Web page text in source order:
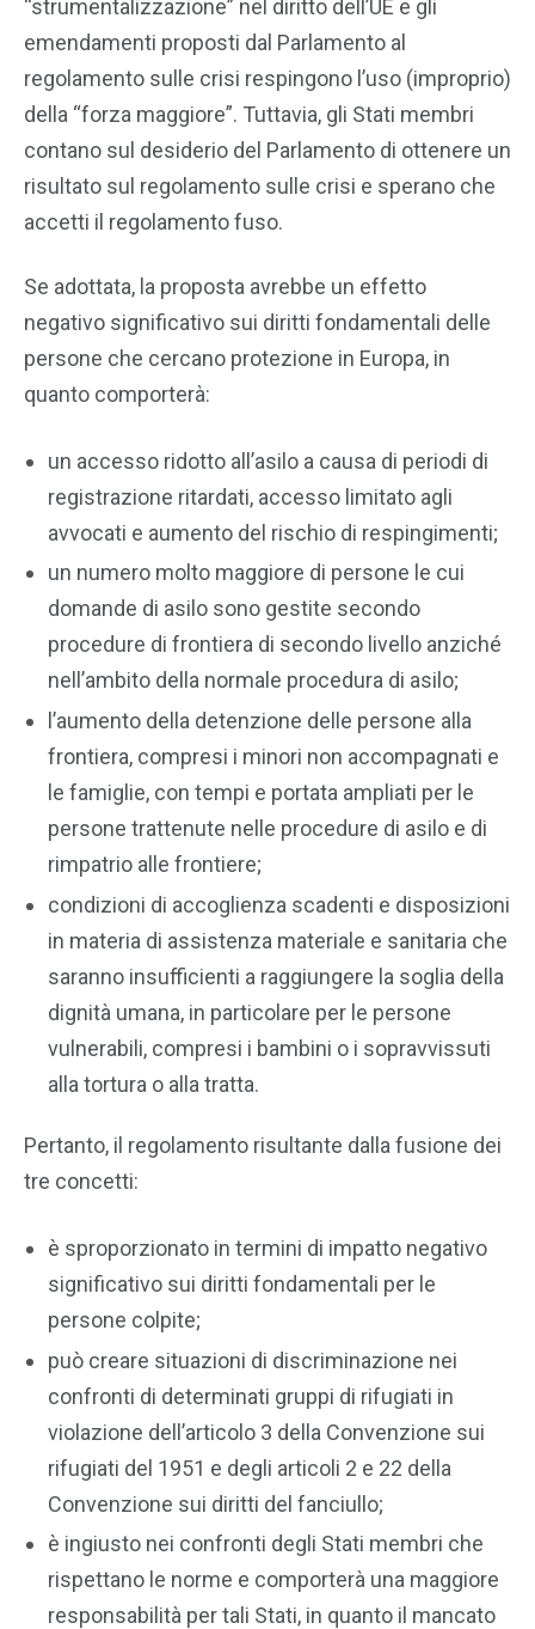
“strumentalizzazione” nel diritto dell’UE e gli
emendamenti proposti dal Parlamento al
regolamento sulle crisi respingono l’uso (improprio)
della “forza maggiore”. Tuttavia, gli Stati membri
contano sul desiderio del Parlamento di ottenere un
risultato sul regolamento sulle crisi e sperano che
accetti il regolamento fuso.
Se adottata, la proposta avrebbe un effetto
negativo significativo sui diritti fondamentali delle
persone che cercano protezione in Europa, in
quanto comporterà:
un accesso ridotto all’asilo a causa di periodi di
registrazione ritardati, accesso limitato agli
avvocati e aumento del rischio di respingimenti;
un numero molto maggiore di persone le cui
domande di asilo sono gestite secondo
procedure di frontiera di secondo livello anziché
nell’ambito della normale procedura di asilo;
l’aumento della detenzione delle persone alla
frontiera, compresi i minori non accompagnati e
le famiglie, con tempi e portata ampliati per le
persone trattenute nelle procedure di asilo e di
rimpatrio alle frontiere;
condizioni di accoglienza scadenti e disposizioni
in materia di assistenza materiale e sanitaria che
saranno insufficienti a raggiungere la soglia della
dignità umana, in particolare per le persone
vulnerabili, compresi i bambini o i sopravvissuti
alla tortura o alla tratta.
Pertanto, il regolamento risultante dalla fusione dei
tre concetti:
è sproporzionato in termini di impatto negativo
significativo sui diritti fondamentali per le
persone colpite;
può creare situazioni di discriminazione nei
confronti di determinati gruppi di rifugiati in
violazione dell’articolo 3 della Convenzione sui
rifugiati del 1951 e degli articoli 2 e 22 della
Convenzione sui diritti del fanciullo;
è ingiusto nei confronti degli Stati membri che
rispettano le norme e comporterà una maggiore
responsabilità per tali Stati, in quanto il mancato